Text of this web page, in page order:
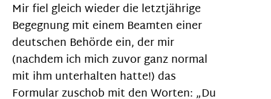
Mir fiel gleich wieder die letztjährige
Begegnung mit einem Beamten einer
deutschen Behörde ein, der mir
(nachdem ich mich zuvor ganz normal
mit ihm unterhalten hatte!) das
Formular zuschob mit den Worten: „Du